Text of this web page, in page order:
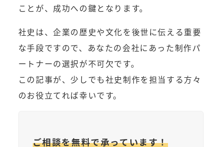
ことが、成功への鍵となります。
社史は、企業の歴史や文化を後世に伝える重要
な手段ですので、あなたの会社にあった制作パ
ートナーの選択が不可欠です。
この記事が、少しでも社史制作を担当する方々
のお役立てれば幸いです。
ご相談を無料で承っています！